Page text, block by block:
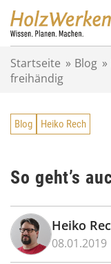
Startseite » Blog »
freihändig
Blog Heiko Rech
So geht’s
Heiko
08.01.2019